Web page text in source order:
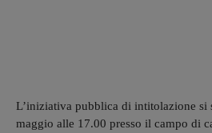
L’iniziativa pubblica di intitolazione si
maggio alle 17.00 presso il campo di